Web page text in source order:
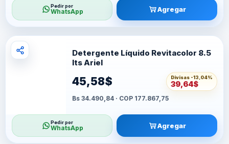
Pedir por
WhatsApp Agregar
Detergente Líquido Revitacolor 8.5
lts Ariel
45,58$ Divisas -13,04%
39,64$
Bs 34.490,84 · COP 177.867,75
Pedir por
WhatsApp Agregar